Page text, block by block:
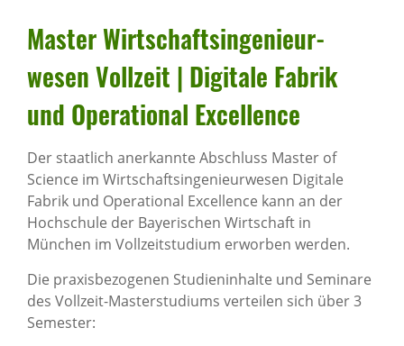
Master Wirt­schafts­in­ge­nieur­
wesen Voll­zeit | Digi­tale Fabrik
und Opera­ti­onal Excel­lence
Der staatlich anerkannte Abschluss Master of
Science im Wirtschaftsingenieurwesen Digitale
Fabrik und Operational Excellence kann an der
Hochschule der Bayerischen Wirtschaft in
München im Vollzeitstudium erworben werden.
Die praxisbezogenen Studieninhalte und Seminare
des Vollzeit-Masterstudiums verteilen sich über 3
Semester: